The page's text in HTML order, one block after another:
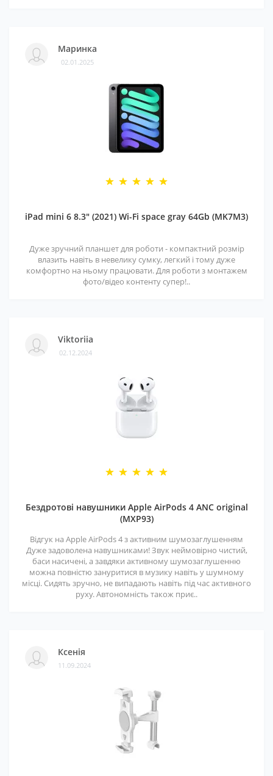
Маринка
02.01.2025
iPad mini 6 8.3" (2021) Wi-Fi space gray 64Gb (MK7M3)
Дуже зручний планшет для роботи - компактний розмір
влазить навіть в невелику сумку, легкий і тому дуже
комфортно на ньому працювати. Для роботи з монтажем
фото/відео контенту супер!..
Viktoriia
02.12.2024
Бездротові навушники Apple AirPods 4 ANC original
(MXP93)
Відгук на Apple AirPods 4 з активним шумозаглушенням
Дуже задоволена навушниками! Звук неймовірно чистий,
баси насичені, а завдяки активному шумозаглушенню
можна повністю зануритися в музику навіть у шумному
місці. Сидять зручно, не випадають навіть під час активного
руху. Автономність також приє..
Ксенія
11.09.2024